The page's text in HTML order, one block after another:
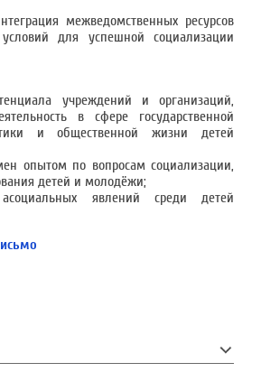
межведомственных ресурсов
для успешной социализации
учреждений и организаций,
в сфере государственной
и общественной жизни детей
опытом по вопросам социализации,
детей и молодёжи;
явлений среди детей